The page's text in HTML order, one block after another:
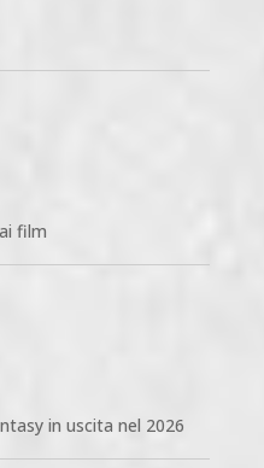
film
in uscita nel 2026